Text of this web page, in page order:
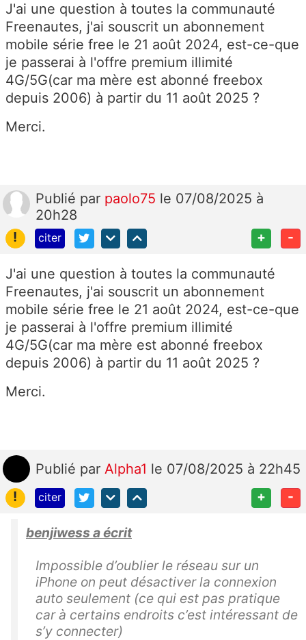
J'ai une question à toutes la communauté
Freenautes, j'ai souscrit un abonnement
mobile série free le 21 août 2024, est-ce-que
je passerai à l'offre premium illimité
4G/5G(car ma mère est abonné freebox
depuis 2006) à partir du 11 août 2025 ?
Merci.
Publié par paolo75 le 07/08/2025 à
20h28
!
citer + -
J'ai une question à toutes la communauté
Freenautes, j'ai souscrit un abonnement
mobile série free le 21 août 2024, est-ce-que
je passerai à l'offre premium illimité
4G/5G(car ma mère est abonné freebox
depuis 2006) à partir du 11 août 2025 ?
Merci.
Publié par Alpha1 le 07/08/2025 à 22h45
!
citer + -
benjiwess a écrit
Impossible d’oublier le réseau sur un
iPhone on peut désactiver la connexion
auto seulement (ce qui est pas pratique
car à certains endroits c’est intéressant de
s’y connecter)